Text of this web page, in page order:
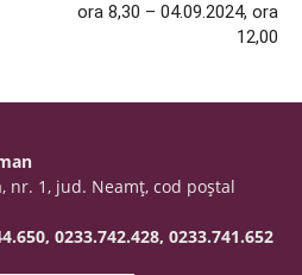
ora 8,30 – 04.09.2024, ora
12,00
nr. 1, jud. Neamţ, cod poştal
0233.742.428, 0233.741.652